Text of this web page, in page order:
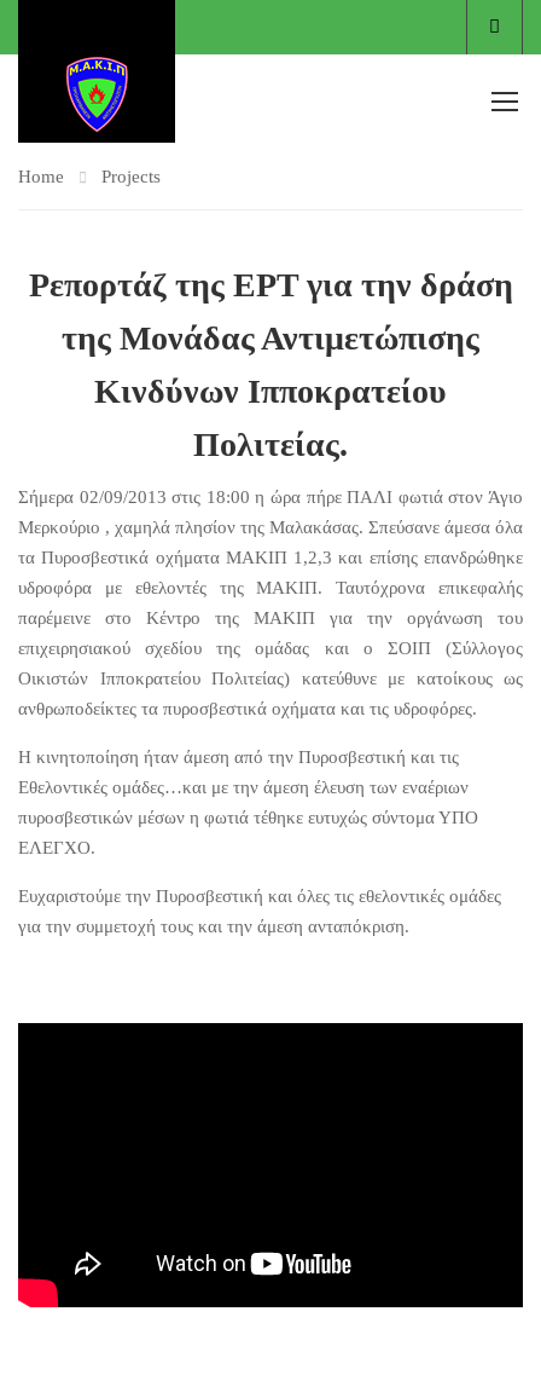
Home Projects
Ρεπορτάζ της ΕΡΤ για την δράση
της Μονάδας Αντιμετώπισης
Κινδύνων Ιπποκρατείου
Πολιτείας.
Σήμερα 02/09/2013 στις 18:00 η ώρα πήρε ΠΑΛΙ φωτιά στον Άγιο
Μερκούριο , χαμηλά πλησίον της Μαλακάσας. Σπεύσανε άμεσα όλα
τα Πυροσβεστικά οχήματα ΜΑΚΙΠ 1,2,3 και επίσης επανδρώθηκε
υδροφόρα με εθελοντές της ΜΑΚΙΠ. Ταυτόχρονα επικεφαλής
παρέμεινε στο Κέντρο της ΜΑΚΙΠ για την οργάνωση του
επιχειρησιακού σχεδίου της ομάδας και ο ΣΟΙΠ (Σύλλογος
Οικιστών Ιπποκρατείου Πολιτείας) κατεύθυνε με κατοίκους ως
ανθρωποδείκτες τα πυροσβεστικά οχήματα και τις υδροφόρες.
Η κινητοποίηση ήταν άμεση από την Πυροσβεστική και τις
Εθελοντικές ομάδες…και με την άμεση έλευση των εναέριων
πυροσβεστικών μέσων η φωτιά τέθηκε ευτυχώς σύντομα ΥΠΟ
ΕΛΕΓΧΟ.
Ευχαριστούμε την Πυροσβεστική και όλες τις εθελοντικές ομάδες
για την συμμετοχή τους και την άμεση ανταπόκριση.